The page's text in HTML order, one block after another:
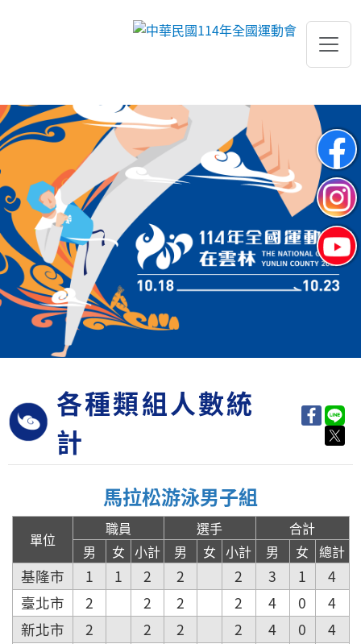
跳到主要內容
各種類組人數統
計
馬拉松游泳男子組
單位
職員 選手
合計
男
女 小計 男 女 小計 男 女 總計
基隆市 1 1 2 2 2 3 1
4
臺北市
2 2 2 2 4 0
4
新北市
2 2 2 2 4 0
4